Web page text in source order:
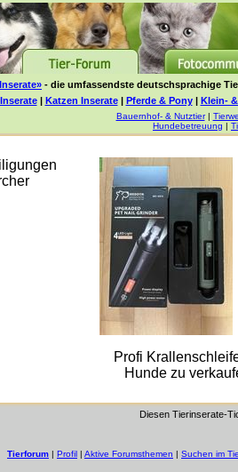
- die umfassendste deutschsprachige
| Katzen Inserate| Pferde & Pony| Klein-
Bauernhof- & Nutztier|
Hundebetreuung |
Profi
Hunde zu
Diesen Tierinserate-
Tierforum | Profil | Aktive Forumsthemen | Suchen im